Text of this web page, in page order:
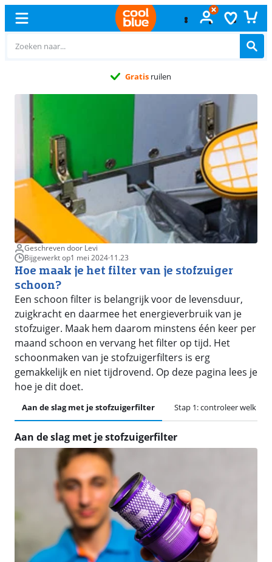
Gratis ruilen
Geschreven door Levi
Bijgewerkt op1 mei 2024·11.23
Hoe maak je het filter van je stofzuiger
schoon?
Een schoon filter is belangrijk voor de levensduur,
zuigkracht en daarmee het energieverbruik van je
stofzuiger. Maak hem daarom minstens één keer per
maand schoon en vervang het filter op tijd. Het
schoonmaken van je stofzuigerfilters is erg
gemakkelijk en niet tijdrovend. Op deze pagina lees je
hoe je dit doet.
Aan de slag met je stofzuigerfilter Stap 1: controleer welk
Aan de slag met je stofzuigerfilter